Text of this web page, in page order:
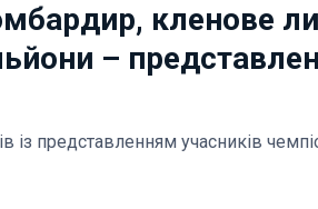
кленове
–
із представленням учасників